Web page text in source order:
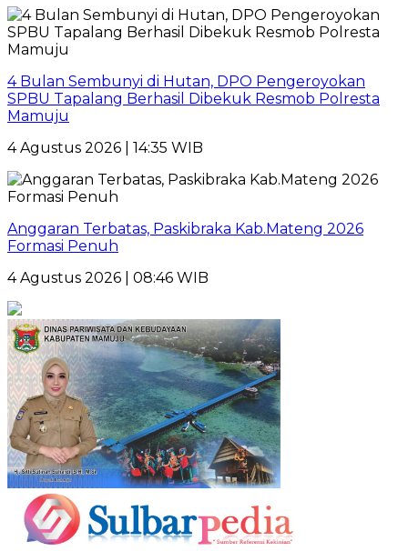
4 Bulan Sembunyi di Hutan, DPO Pengeroyokan
SPBU Tapalang Berhasil Dibekuk Resmob Polresta
Mamuju
4 Agustus 2026 | 14:35 WIB
Anggaran Terbatas, Paskibraka Kab.Mateng 2026
Formasi Penuh
4 Agustus 2026 | 08:46 WIB